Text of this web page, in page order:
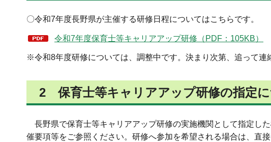
〇令和7年度長野県が主催する研修日程についてはこちらです。
令和7年度保育士等キャリアアップ研修（PDF：105KB）
※令和8年度研修については、調整中です。決まり次第、追って連
2 保育士等キャリアアップ研修の指定
長野県で保育士等キャリアアップ研修の実施機関として指定し
催要項等をご参照ください。研修へ参加を希望される場合は、直